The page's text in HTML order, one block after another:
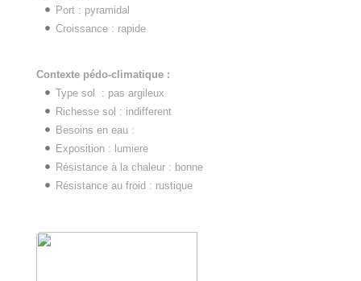
Port : pyramidal
Croissance : rapide
Contexte pédo-climatique :
Type sol : pas argileux
Richesse sol : indifferent
Besoins en eau :
Exposition : lumiere
Résistance à la chaleur : bonne
Résistance au froid : rustique